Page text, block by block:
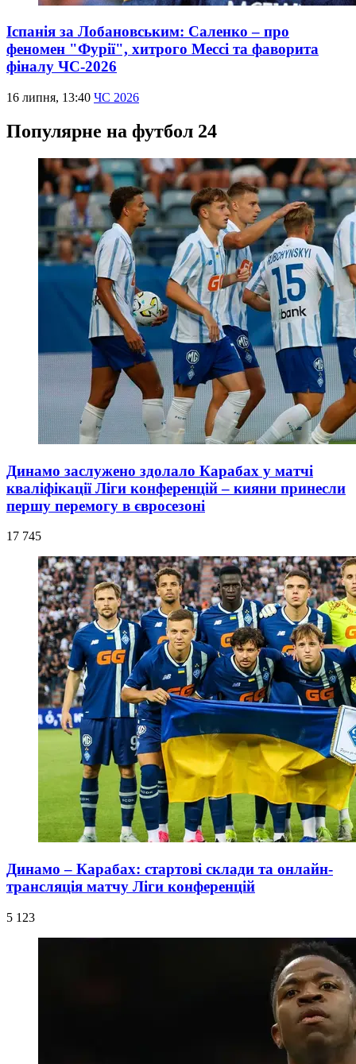
Іспанія за Лобановським: Саленко – про
феномен "Фурії", хитрого Мессі та фаворита
фіналу ЧС-2026
16 липня, 13:40 ЧС 2026
Популярне на футбол 24
Динамо заслужено здолало Карабах у матчі
кваліфікації Ліги конференцій – кияни принесли
першу перемогу в євросезоні
17 745
Динамо – Карабах: стартові склади та онлайн-
трансляція матчу Ліги конференцій
5 123